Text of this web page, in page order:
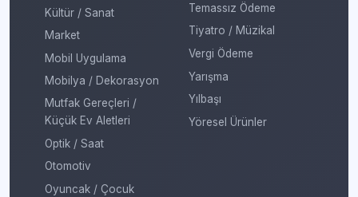
Kültür / Sanat
Market
Mobil Uygulama
Mobilya / Dekorasyon
Mutfak Gereçleri /
Küçük Ev Aletleri
Optik / Saat
Otomotiv
Oyuncak / Çocuk
Temassız Ödeme
Tiyatro / Müzikal
Vergi Ödeme
Yarışma
Yılbaşı
Yöresel Ürünler